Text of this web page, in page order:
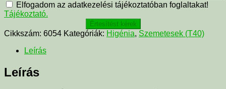
Elfogadom az adatkezelési tájékoztatóban foglaltakat!
Tájékoztató.
Értesítést kérek
Cikkszám: 6054 Kategóriák: Higénia, Szemetesek (T40)
Leírás
Leírás